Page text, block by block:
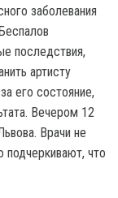
заболевания
последствия,
артисту
его состояние,
Вечером 12
Врачи не
подчеркивают, что